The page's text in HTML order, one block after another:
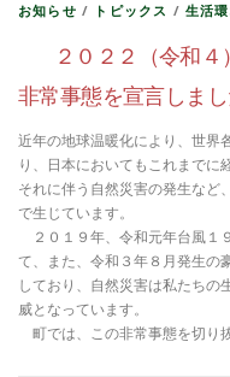
お知らせ / トピックス /生活
２０２２（令和
非常事態を宣言しま
近年の地球温暖化により、世界
り、日本においてもこれまでに
それに伴う自然災害の発生など
で生じています。
２０１９年、令和元年台風１
て、また、令和３年８月発生の
しており、自然災害は私たちの
威となっています。
町では、この非常事態を切り